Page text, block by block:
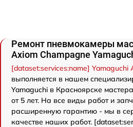
Ремонт пневмокамеры
Axiom Champagne
[dataset:services:name] Yamaguchi
выполняется в нашем
Yamaguchi в Красноярске
от 5 лет. На все виды работ и
расширенную гарантию - мы в
качестве наших работ.